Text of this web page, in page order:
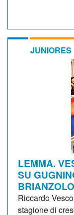
JUNIORES
LEMMA.
SU
Riccardo
stagione di